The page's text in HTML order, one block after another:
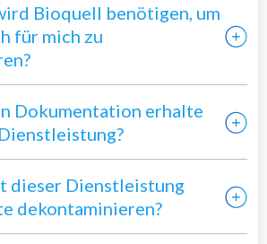
Bioquell benötigen, um
für mich zu
Dokumentation erhalte
dieser Dienstleistung
dekontaminieren?